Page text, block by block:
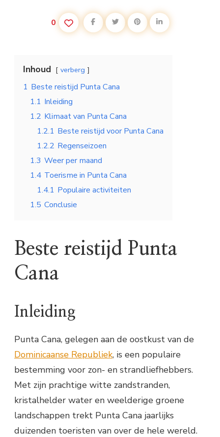
0
Inhoud verberg
1 Beste reistijd Punta Cana
1.1 Inleiding
1.2 Klimaat van Punta Cana
1.2.1 Beste reistijd voor Punta Cana
1.2.2 Regenseizoen
1.3 Weer per maand
1.4 Toerisme in Punta Cana
1.4.1 Populaire activiteiten
1.5 Conclusie
Beste reistijd Punta
Cana
Inleiding
Punta Cana, gelegen aan de oostkust van de
Dominicaanse Republiek, is een populaire
bestemming voor zon- en strandliefhebbers.
Met zijn prachtige witte zandstranden,
kristalhelder water en weelderige groene
landschappen trekt Punta Cana jaarlijks
duizenden toeristen van over de hele wereld.